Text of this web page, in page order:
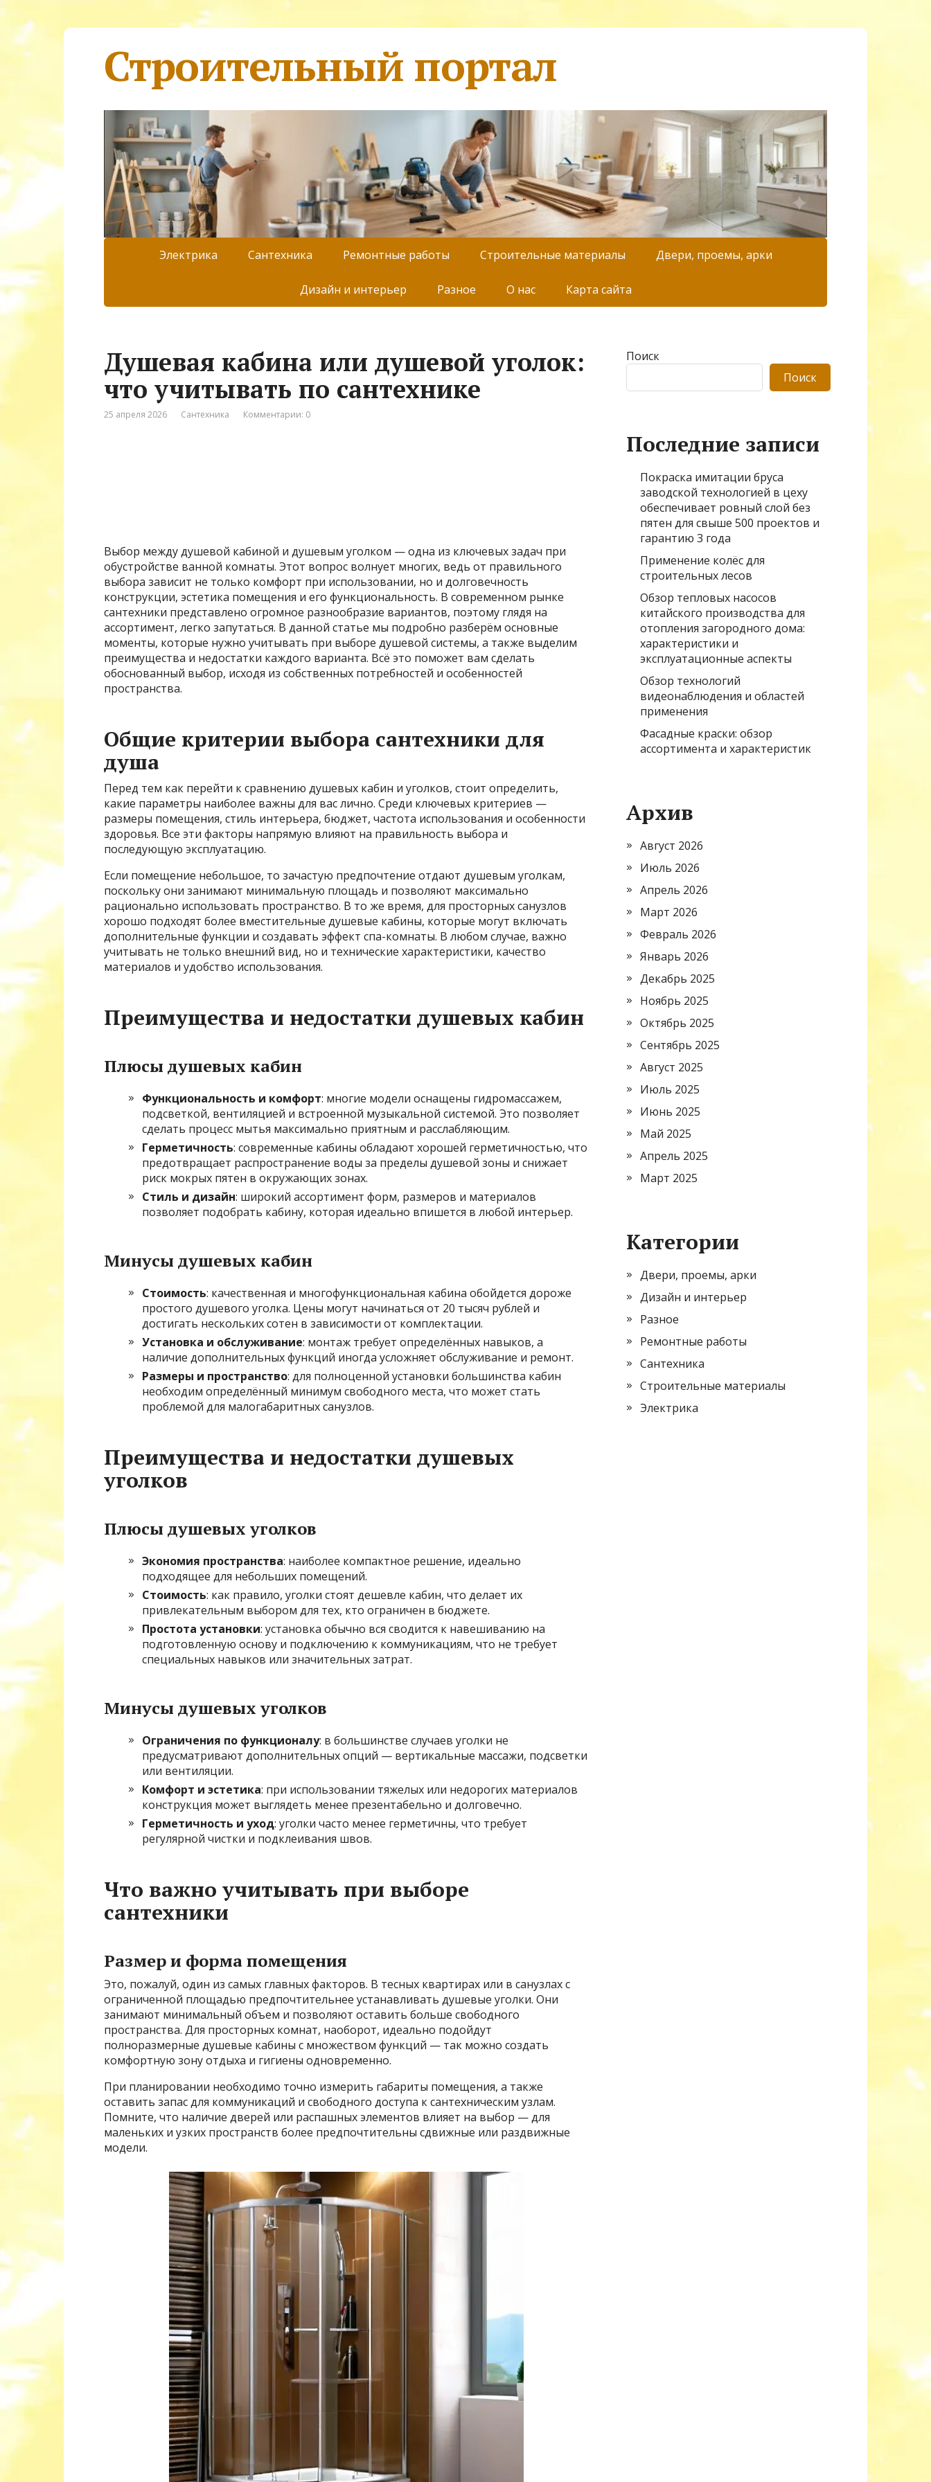
Строительный портал
Электрика Сантехника Ремонтные работы Строительные материалы Двери, проемы, арки
Дизайн и интерьер Разное О нас Карта сайта
Душевая кабина или душевой уголок:
что учитывать по сантехнике
25 апреля 2026 Сантехника Комментарии: 0
Выбор между душевой кабиной и душевым уголком — одна из ключевых задач при
обустройстве ванной комнаты. Этот вопрос волнует многих, ведь от правильного
выбора зависит не только комфорт при использовании, но и долговечность
конструкции, эстетика помещения и его функциональность. В современном рынке
сантехники представлено огромное разнообразие вариантов, поэтому глядя на
ассортимент, легко запутаться. В данной статье мы подробно разберём основные
моменты, которые нужно учитывать при выборе душевой системы, а также выделим
преимущества и недостатки каждого варианта. Всё это поможет вам сделать
обоснованный выбор, исходя из собственных потребностей и особенностей
пространства.
Общие критерии выбора сантехники для
душа
Перед тем как перейти к сравнению душевых кабин и уголков, стоит определить,
какие параметры наиболее важны для вас лично. Среди ключевых критериев —
размеры помещения, стиль интерьера, бюджет, частота использования и особенности
здоровья. Все эти факторы напрямую влияют на правильность выбора и
последующую эксплуатацию.
Если помещение небольшое, то зачастую предпочтение отдают душевым уголкам,
поскольку они занимают минимальную площадь и позволяют максимально
рационально использовать пространство. В то же время, для просторных санузлов
хорошо подходят более вместительные душевые кабины, которые могут включать
дополнительные функции и создавать эффект спа-комнаты. В любом случае, важно
учитывать не только внешний вид, но и технические характеристики, качество
материалов и удобство использования.
Преимущества и недостатки душевых кабин
Плюсы душевых кабин
Функциональность и комфорт: многие модели оснащены гидромассажем,
подсветкой, вентиляцией и встроенной музыкальной системой. Это позволяет
сделать процесс мытья максимально приятным и расслабляющим.
Герметичность: современные кабины обладают хорошей герметичностью, что
предотвращает распространение воды за пределы душевой зоны и снижает
риск мокрых пятен в окружающих зонах.
Стиль и дизайн: широкий ассортимент форм, размеров и материалов
позволяет подобрать кабину, которая идеально впишется в любой интерьер.
Минусы душевых кабин
Стоимость: качественная и многофункциональная кабина обойдется дороже
простого душевого уголка. Цены могут начинаться от 20 тысяч рублей и
достигать нескольких сотен в зависимости от комплектации.
Установка и обслуживание: монтаж требует определённых навыков, а
наличие дополнительных функций иногда усложняет обслуживание и ремонт.
Размеры и пространство: для полноценной установки большинства кабин
необходим определённый минимум свободного места, что может стать
проблемой для малогабаритных санузлов.
Преимущества и недостатки душевых
уголков
Плюсы душевых уголков
Экономия пространства: наиболее компактное решение, идеально
подходящее для небольших помещений.
Стоимость: как правило, уголки стоят дешевле кабин, что делает их
привлекательным выбором для тех, кто ограничен в бюджете.
Простота установки: установка обычно вся сводится к навешиванию на
подготовленную основу и подключению к коммуникациям, что не требует
специальных навыков или значительных затрат.
Минусы душевых уголков
Ограничения по функционалу: в большинстве случаев уголки не
предусматривают дополнительных опций — вертикальные массажи, подсветки
или вентиляции.
Комфорт и эстетика: при использовании тяжелых или недорогих материалов
конструкция может выглядеть менее презентабельно и долговечно.
Герметичность и уход: уголки часто менее герметичны, что требует
регулярной чистки и подклеивания швов.
Что важно учитывать при выборе
сантехники
Размер и форма помещения
Это, пожалуй, один из самых главных факторов. В тесных квартирах или в санузлах с
ограниченной площадью предпочтительнее устанавливать душевые уголки. Они
занимают минимальный объем и позволяют оставить больше свободного
пространства. Для просторных комнат, наоборот, идеально подойдут
полноразмерные душевые кабины с множеством функций — так можно создать
комфортную зону отдыха и гигиены одновременно.
При планировании необходимо точно измерить габариты помещения, а также
оставить запас для коммуникаций и свободного доступа к сантехническим узлам.
Помните, что наличие дверей или распашных элементов влияет на выбор — для
маленьких и узких пространств более предпочтительны сдвижные или раздвижные
модели.
Поиск
Поиск
Последние записи
Покраска имитации бруса
заводской технологией в цеху
обеспечивает ровный слой без
пятен для свыше 500 проектов и
гарантию 3 года
Применение колёс для
строительных лесов
Обзор тепловых насосов
китайского производства для
отопления загородного дома:
характеристики и
эксплуатационные аспекты
Обзор технологий
видеонаблюдения и областей
применения
Фасадные краски: обзор
ассортимента и характеристик
Архив
Август 2026
Июль 2026
Апрель 2026
Март 2026
Февраль 2026
Январь 2026
Декабрь 2025
Ноябрь 2025
Октябрь 2025
Сентябрь 2025
Август 2025
Июль 2025
Июнь 2025
Май 2025
Апрель 2025
Март 2025
Категории
Двери, проемы, арки
Дизайн и интерьер
Разное
Ремонтные работы
Сантехника
Строительные материалы
Электрика